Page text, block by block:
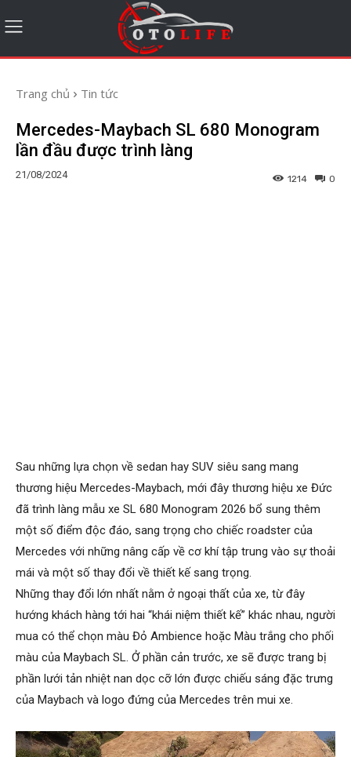
Trang chủ Tin tức
Mercedes-Maybach SL 680 Monogram
lần đầu được trình làng
21/08/2024 0
1214
Sau những lựa chọn về sedan hay SUV siêu sang mang
thương hiệu Mercedes-Maybach, mới đây thương hiệu xe Đức
đã trình làng mẫu xe SL 680 Monogram 2026 bổ sung thêm
một số điểm độc đáo, sang trọng cho chiếc roadster của
Mercedes với những nâng cấp về cơ khí tập trung vào sự thoải
mái và một số thay đổi về thiết kế sang trọng.
Những thay đổi lớn nhất nằm ở ngoại thất của xe, từ đây
hướng khách hàng tới hai “khái niệm thiết kế” khác nhau, người
mua có thể chọn màu Đỏ Ambience hoặc Màu trắng cho phối
màu của Maybach SL. Ở phần cản trước, xe sẽ được trang bị
phần lưới tản nhiệt nan dọc cỡ lớn được chiếu sáng đặc trưng
của Maybach và logo đứng của Mercedes trên mui xe.